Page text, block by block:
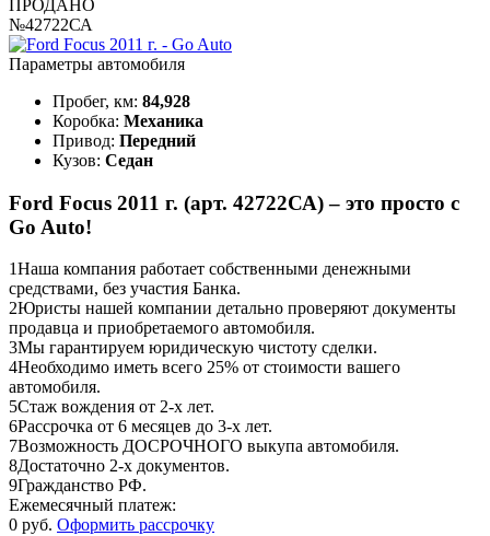
ПРОДАНО
№42722СА
Параметры автомобиля
Пробег, км: 84,928
Коробка: Механика
Привод: Передний
Кузов: Седан
Ford Focus 2011 г. (арт. 42722СА) – это просто с
Go Auto!
1Наша компания работает собственными денежными
средствами, без участия Банка.
2Юристы нашей компании детально проверяют документы
продавца и приобретаемого автомобиля.
3Мы гарантируем юридическую чистоту сделки.
4Необходимо иметь всего 25% от стоимости вашего
автомобиля.
5Стаж вождения от 2-х лет.
6Рассрочка от 6 месяцев до 3-х лет.
7Возможность ДОСРОЧНОГО выкупа автомобиля.
8Достаточно 2-х документов.
9Гражданство РФ.
Ежемесячный платеж:
0 руб. Оформить рассрочку